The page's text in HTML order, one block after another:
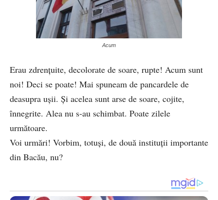
Acum
Erau zdrențuite, decolorate de soare, rupte! Acum sunt
noi! Deci se poate! Mai spuneam de pancardele de
deasupra ușii. Și acelea sunt arse de soare, cojite,
înnegrite. Alea nu s-au schimbat. Poate zilele
următoare.
Voi urmări! Vorbim, totuși, de două instituții importante
din Bacău, nu?